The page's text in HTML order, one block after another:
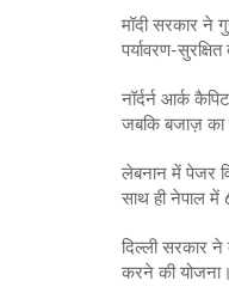
मॉदी सरकार ने
नॉर्दर्न आर्क
जबकि बजाज़ का
लेबनान में पेजर
साथ ही नेपाल में
दिल्ली सरकार
करने की योजना।